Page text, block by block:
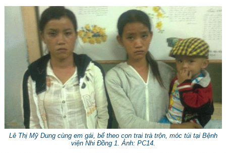
Lê Thị Mỹ Dung cùng em gái, bế theo con trai trà trộn, móc túi tại Bệnh
viện Nhi Đồng 1. Ảnh: PC14.